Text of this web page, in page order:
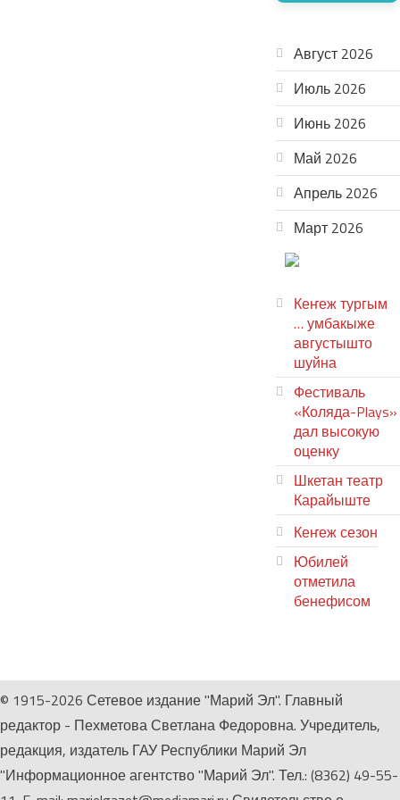
Август 2026
Июль 2026
Июнь 2026
Май 2026
Апрель 2026
Март 2026
Кеҥеж тургым
… умбакыже
августышто
шуйна
Фестиваль
«Коляда-Plays»
дал высокую
оценку
Шкетан театр
Карайыште
Кеҥеж сезон
Юбилей
отметила
бенефисом
© 1915-2026 Сетевое издание "Марий Эл". Главный
редактор - Пехметова Светлана Федоровна. Учредитель,
редакция, издатель ГАУ Республики Марий Эл
"Информационное агентство "Марий Эл". Тел.: (8362) 49-55-